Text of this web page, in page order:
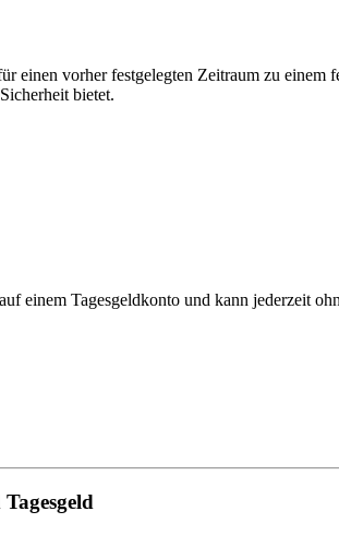
einen vorher festgelegten Zeitraum zu
bietet.
einem Tagesgeldkonto und kann jederzeit